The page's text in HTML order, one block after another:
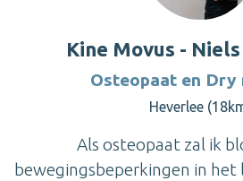
Kine Movus -
Osteopaat en Dry
Heverlee
Als osteopaat zal ik
bewegingsbeperkingen in het